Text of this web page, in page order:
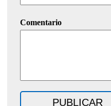
Comentario